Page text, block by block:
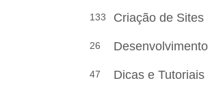
133 Criação de Sites
26 Desenvolvimento
47 Dicas e Tutoriais